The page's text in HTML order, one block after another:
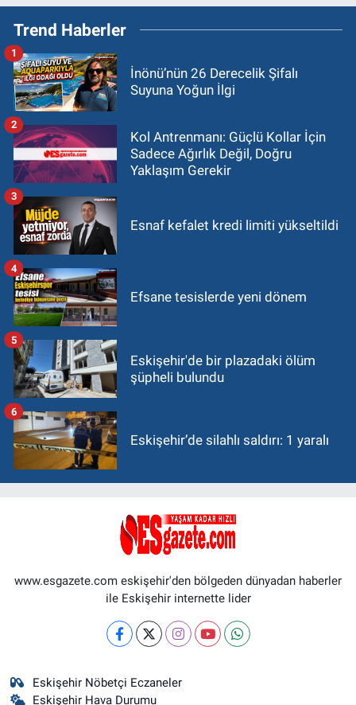
Trend Haberler
İnönü’nün 26 Derecelik Şifalı
Suyuna Yoğun İlgi
1
Kol Antrenmanı: Güçlü Kollar İçin
Sadece Ağırlık Değil, Doğru
Yaklaşım Gerekir
2
Esnaf kefalet kredi limiti yükseltildi
3
Efsane tesislerde yeni dönem
4
Eskişehir'de bir plazadaki ölüm
şüpheli bulundu
5
Eskişehir’de silahlı saldırı: 1 yaralı
6
www.esgazete.com eskişehir'den bölgeden dünyadan haberler
ile Eskişehir internette lider
Eskişehir Nöbetçi Eczaneler
Eskişehir Hava Durumu